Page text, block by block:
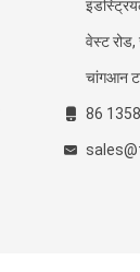
वेस्ट रोड,
चांगआन
86